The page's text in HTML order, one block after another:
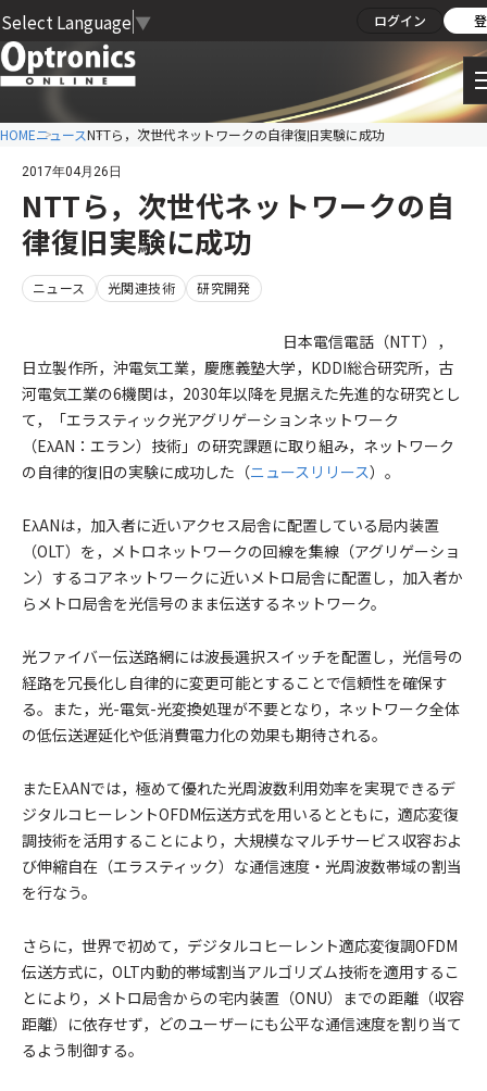
Select Language ▼ ログイン
HOMEニュースNTTら，次世代ネットワークの自律復旧実験に成功
2017年04月26日
NTTら，次世代ネットワークの自
律復旧実験に成功
ニュース 光関連技術 研究開発
日本電信電話（NTT），
日立製作所，沖電気工業，慶應義塾大学，KDDI総合研究所，古
河電気工業の6機関は，2030年以降を見据えた先進的な研究とし
て，「エラスティック光アグリゲーションネットワーク
（EλAN：エラン）技術」の研究課題に取り組み，ネットワーク
の自律的復旧の実験に成功した（ニュースリリース）。
EλANは，加入者に近いアクセス局舎に配置している局内装置
（OLT）を，メトロネットワークの回線を集線（アグリゲーショ
ン）するコアネットワークに近いメトロ局舎に配置し，加入者か
らメトロ局舎を光信号のまま伝送するネットワーク。
光ファイバー伝送路網には波長選択スイッチを配置し，光信号の
経路を冗長化し自律的に変更可能とすることで信頼性を確保す
る。また，光-電気-光変換処理が不要となり，ネットワーク全体
の低伝送遅延化や低消費電力化の効果も期待される。
またEλANでは，極めて優れた光周波数利用効率を実現できるデ
ジタルコヒーレントOFDM伝送方式を用いるとともに，適応変復
調技術を活用することにより，大規模なマルチサービス収容およ
び伸縮自在（エラスティック）な通信速度・光周波数帯域の割当
を行なう。
さらに，世界で初めて，デジタルコヒーレント適応変復調OFDM
伝送方式に，OLT内動的帯域割当アルゴリズム技術を適用するこ
とにより，メトロ局舎からの宅内装置（ONU）までの距離（収容
距離）に依存せず，どのユーザーにも公平な通信速度を割り当て
るよう制御する。